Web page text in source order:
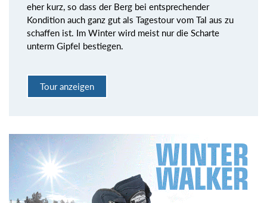
eher kurz, so dass der Berg bei entsprechender
Kondition auch ganz gut als Tagestour vom Tal aus zu
schaffen ist. Im Winter wird meist nur die Scharte
unterm Gipfel bestiegen.
Tour anzeigen